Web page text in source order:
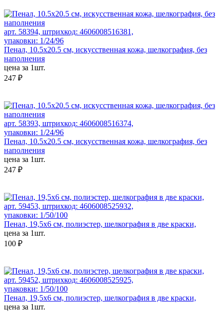
арт. 58394, штрихкод: 4606008516381,
упаковки: 1/24/96
Пенал, 10.5x20.5 см, искусственная кожа, шелкография, без
наполнения
цена за 1шт.
247 ₽
арт. 58393, штрихкод: 4606008516374,
упаковки: 1/24/96
Пенал, 10.5x20.5 см, искусственная кожа, шелкография, без
наполнения
цена за 1шт.
247 ₽
арт. 59453, штрихкод: 4606008525932,
упаковки: 1/50/100
Пенал, 19,5х6 см, полиэстер, шелкография в две краски,
цена за 1шт.
100 ₽
арт. 59452, штрихкод: 4606008525925,
упаковки: 1/50/100
Пенал, 19,5х6 см, полиэстер, шелкография в две краски,
цена за 1шт.